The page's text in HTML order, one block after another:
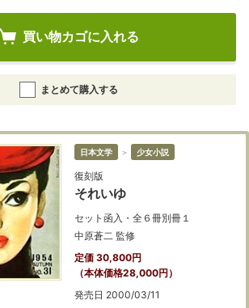
買い物カゴに入れる
まとめて購入する
日本文学 ＞ 少女小説
復刻版
それいゆ
セット函入・全６冊別冊１
中原蒼二 監修
定価 30,800円
（本体価格28,000円）
発売日 2000/03/11